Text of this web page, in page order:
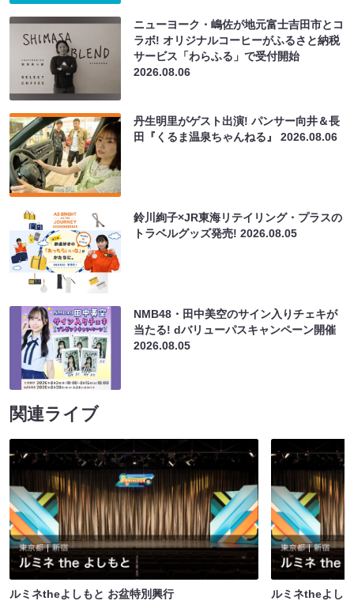
ニューヨーク・嶋佐が地元富士吉田市とコ
ラボ! オリジナルコーヒーがふるさと納税
サービス「わらふる」で受付開始
2026.08.06
丹生明里がゲスト出演! パンサー向井＆長
田『くるま温泉ちゃんねる』2026.08.06
鈴川絢子×JR東海リテイリング・プラスの
トラベルグッズ発売!2026.08.05
NMB48・田中美空のサイン入りチェキが
当たる! dバリューパスキャンペーン開催
2026.08.05
関連ライブ
ルミネtheよしもと お盆特別興行
ルミネtheよし